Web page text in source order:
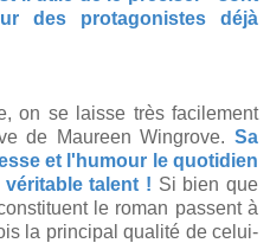
des protagonistes déjà
on se laisse très facilement
de Maureen Wingrove. Sa
et l'humour le quotidien
talent ! Si bien que
le roman passent à
la principal qualité de celui-